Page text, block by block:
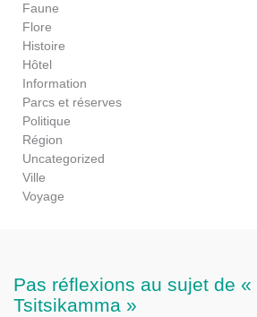
Faune
Flore
Histoire
Hôtel
Information
Parcs et réserves
Politique
Région
Uncategorized
Ville
Voyage
Pas réflexions au sujet de
Tsitsikamma »